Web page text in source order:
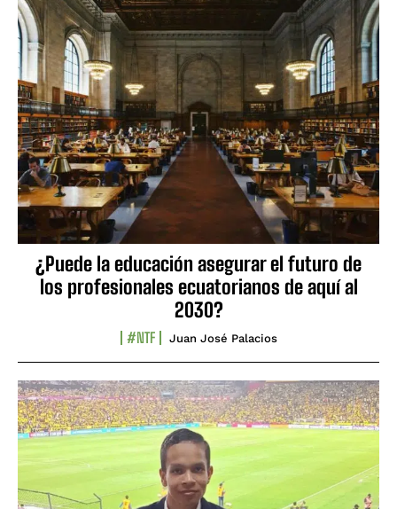
¿Puede la educación asegurar el futuro de
los profesionales ecuatorianos de aquí al
2030?
#NTF Juan José Palacios